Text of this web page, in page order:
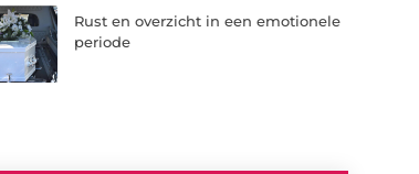
Rust en overzicht in een emotionele
periode